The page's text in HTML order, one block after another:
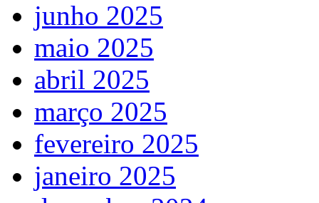
junho 2025
maio 2025
abril 2025
março 2025
fevereiro 2025
janeiro 2025